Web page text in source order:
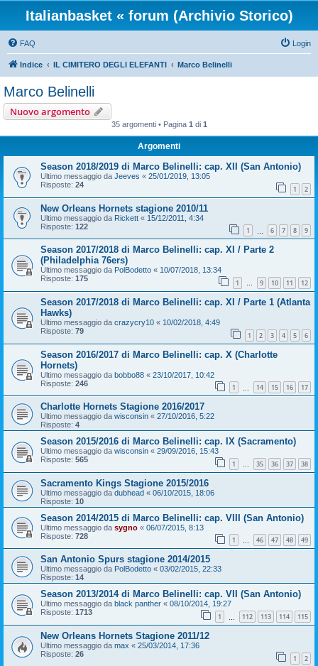
Italianbasket « forum (Archivio Storico)
FAQ Login
Indice IL CIMITERO DEGLI ELEFANTI Marco Belinelli
Marco Belinelli
Nuovo argomento
35 argomenti • Pagina 1 di 1
Argomenti
Season 2018/2019 di Marco Belinelli: cap. XII (San Antonio)
Ultimo messaggio da Jeeves « 25/01/2019, 13:05
Risposte: 24 1 2
New Orleans Hornets stagione 2010/11
Ultimo messaggio da Rickett « 15/12/2011, 4:34
Risposte: 122 1 6 7 8 9
Season 2017/2018 di Marco Belinelli: cap. XI / Parte 2
(Philadelphia 76ers)
Ultimo messaggio da PolBodetto « 10/07/2018, 13:34
Risposte: 175 1 … 9 10 11 12
Season 2017/2018 di Marco Belinelli: cap. XI / Parte 1 (Atlanta
Hawks)
Ultimo messaggio da crazycry10 « 10/02/2018, 4:49
Risposte: 79 1 2 3 4 5 6
Season 2016/2017 di Marco Belinelli: cap. X (Charlotte
Hornets)
Ultimo messaggio da bobbo88 « 23/10/2017, 10:42
Risposte: 246 1 14 15 16 17
Charlotte Hornets Stagione 2016/2017
Ultimo messaggio da wisconsin « 27/10/2016, 5:22
Risposte: 4
Season 2015/2016 di Marco Belinelli: cap. IX (Sacramento)
Ultimo messaggio da wisconsin « 29/09/2016, 15:43
Risposte: 565 1 … 35 36 37 38
Sacramento Kings Stagione 2015/2016
Ultimo messaggio da dubhead « 06/10/2015, 18:06
Risposte: 10
Season 2014/2015 di Marco Belinelli: cap. VIII (San Antonio)
Ultimo messaggio da sygno « 06/07/2015, 8:13
Risposte: 728 1 46 47 48 49
San Antonio Spurs stagione 2014/2015
Ultimo messaggio da PolBodetto « 03/02/2015, 22:33
Risposte: 14
Season 2013/2014 di Marco Belinelli: cap. VII (San Antonio)
Ultimo messaggio da black panther « 08/10/2014, 19:27
Risposte: 1713 1 112 113 114 115
New Orleans Hornets Stagione 2011/12
Ultimo messaggio da max « 25/03/2014, 17:36
Risposte: 26 1 2